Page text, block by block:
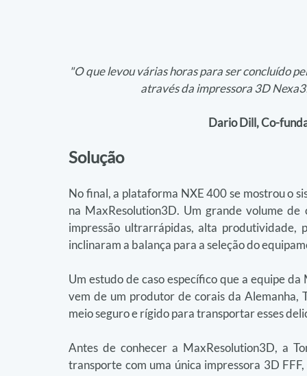
"O que levou várias horas para ser concluído
através da impressora 3D
Dario Dill, Co-
Solução
No final, a plataforma NXE 400 se mostrou o
na MaxResolution3D. Um grande volume
impressão ultrarrápidas, alta
inclinaram a balança para a seleção do
Um estudo de caso específico que a equipe
vem de um produtor de corais da Alemanha,
meio seguro e rígido para transportar esses
Antes de conhecer a MaxResolution3D, a
transporte com uma única impressora 3D